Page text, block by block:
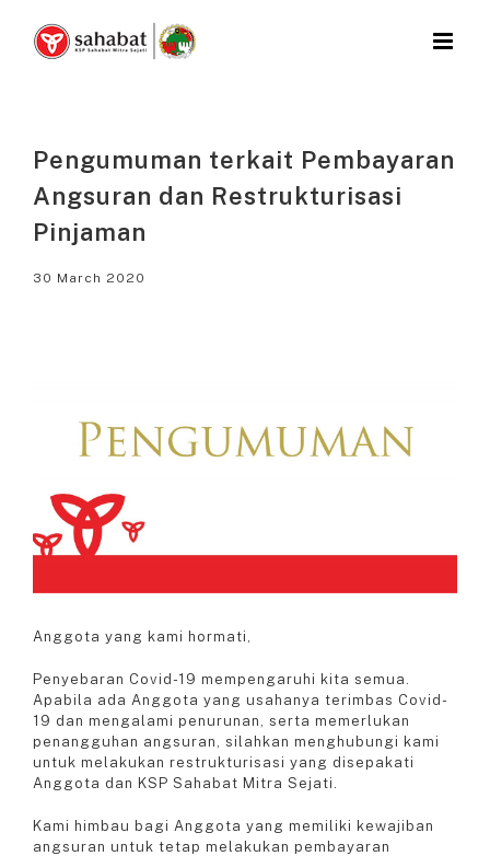
content
Pengumuman terkait Pembayaran
Angsuran dan Restrukturisasi
Pinjaman
30 March 2020
Anggota yang kami hormati,
Penyebaran Covid-19 mempengaruhi kita semua.
Apabila ada Anggota yang usahanya terimbas Covid-
19 dan mengalami penurunan, serta memerlukan
penangguhan angsuran, silahkan menghubungi kami
untuk melakukan restrukturisasi yang disepakati
Anggota dan KSP Sahabat Mitra Sejati.
Kami himbau bagi Anggota yang memiliki kewajiban
angsuran untuk tetap melakukan pembayaran